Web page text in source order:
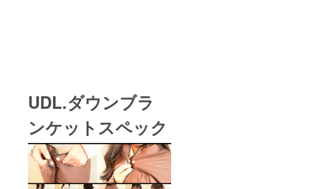
UDL.ダウンブラ
ンケットスペック